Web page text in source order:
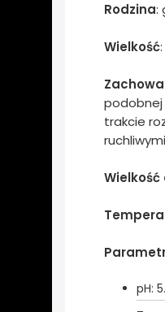
Rodzina:
Wielkość
podobnej
trakcie
pH: